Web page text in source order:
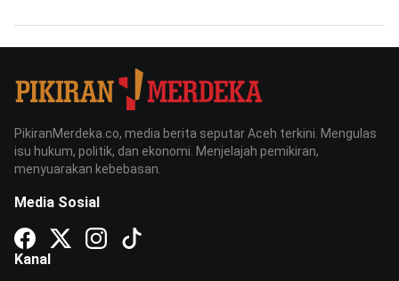
PikiranMerdeka.co, media berita seputar Aceh terkini. Mengulas
isu hukum, politik, dan ekonomi. Menjelajah pemikiran,
menyuarakan kebebasan.
Media Sosial
Kanal